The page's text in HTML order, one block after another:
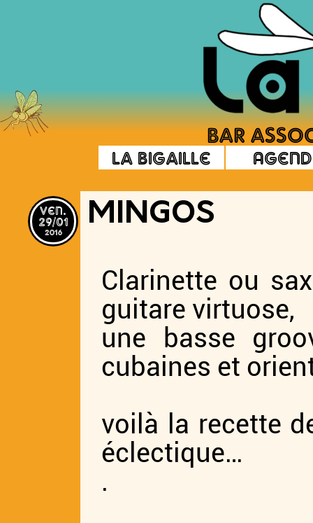
La Bigaille
ven.
29/01
2016
MINGOS
Clarinette ou
guitare virtuose,
une basse
cubaines et
voilà la recette
éclectique…
.